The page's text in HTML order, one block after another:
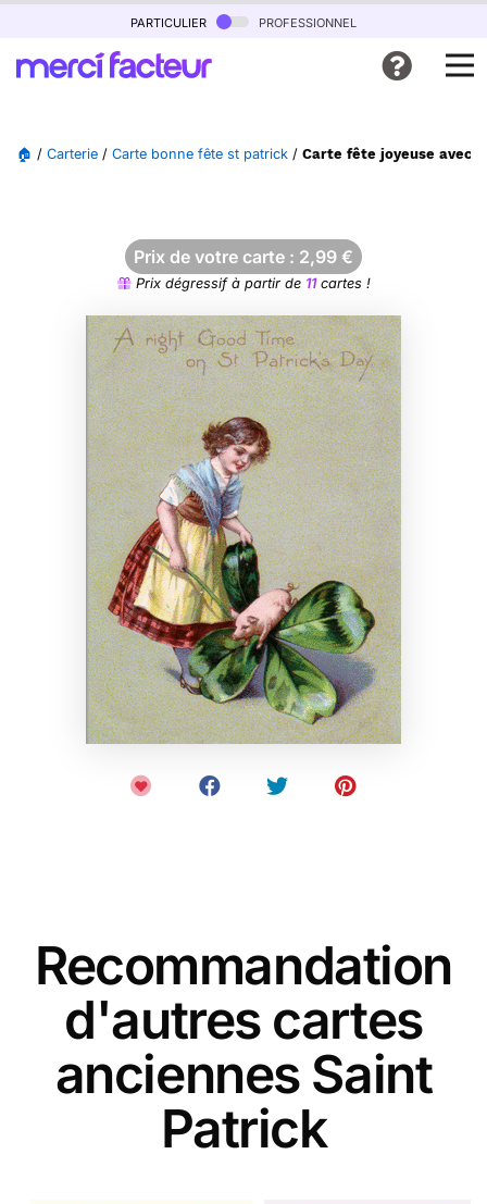
particulier professionnel
🏠 / Carterie / Carte bonne fête st patrick / Carte fête joyeuse avec
Prix de votre carte : 2,99 €
Prix dégressif à partir de 11cartes !
Recommandation
d'autres cartes
anciennes Saint
Patrick